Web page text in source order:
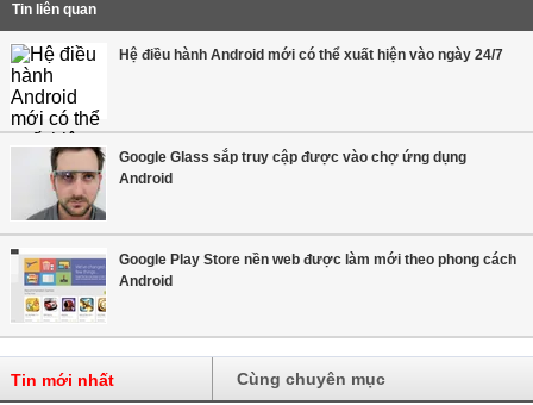
Tin liên quan
Hệ điều hành Android mới có thể xuất hiện vào ngày 24/7
Google Glass sắp truy cập được vào chợ ứng dụng
Android
Google Play Store nền web được làm mới theo phong cách
Android
Tin mới nhất Cùng chuyên mục